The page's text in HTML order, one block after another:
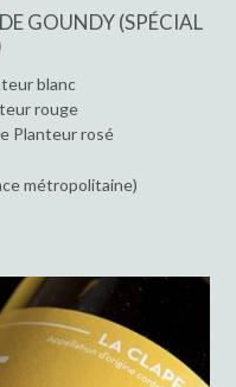
GOUNDY (SPÉCIAL
blanc
rouge
Planteur rosé
métropolitaine)